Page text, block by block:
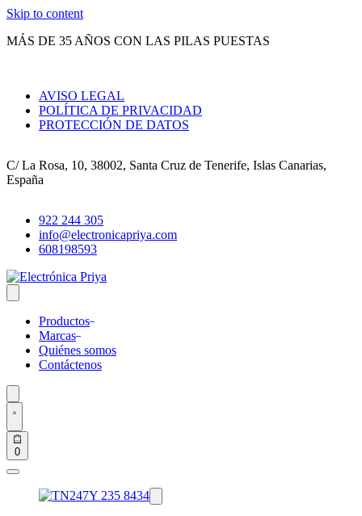
Skip to content
MÁS DE 35 AÑOS CON LAS PILAS PUESTAS
AVISO LEGAL
POLÍTICA DE PRIVACIDAD
PROTECCIÓN DE DATOS
C/ La Rosa, 10, 38002, Santa Cruz de Tenerife, Islas Canarias,
España
922 244 305
info@electronicapriya.com
608198593
Productos
Marcas
Quiénes somos
Contáctenos
0